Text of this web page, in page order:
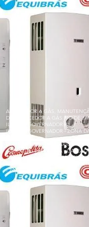
AQUECEDOR A GÁS,
DE AQUECEDOR A GÁS RIO DE
ILHA DO GOVERNADOR RJ
ILHA DO GOVERNADOR - ZONA
BONSUCESSO - BANCÁRIOS -
- COCOTÁ - FREGUESIA -
JARDIM CARIOCA - MARÉ -
PORTUGUESA - PRAIA DA
- ZUMBI